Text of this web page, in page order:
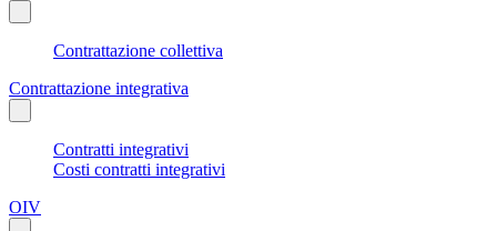
Contrattazione collettiva
Contrattazione integrativa
Contratti integrativi
Costi contratti integrativi
OIV